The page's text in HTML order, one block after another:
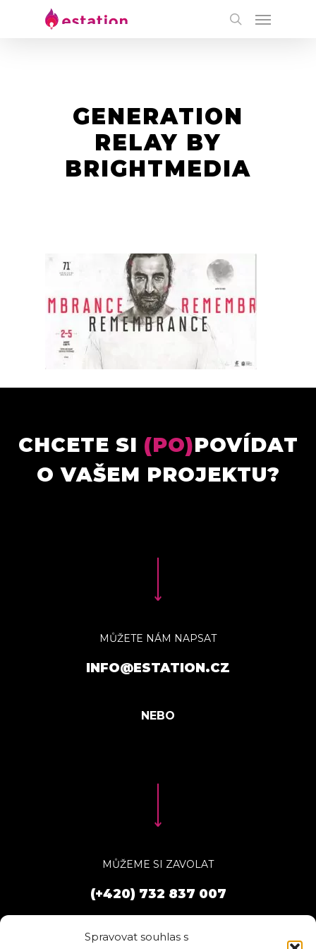
Spravovat souhlas s
GENERATION
RELAY BY
BRIGHTMEDIA
CHCETE SI (PO)POVÍDAT
O VAŠEM PROJEKTU?
MŮŽETE NÁM NAPSAT
INFO@ESTATION.CZ
MŮŽEME SI ZAVOLAT
(+420) 732 837 007